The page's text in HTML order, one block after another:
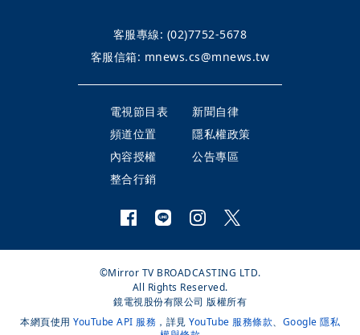
客服專線: (02)7752-5678
客服信箱: mnews.cs@mnews.tw
電視節目表
新聞自律
頻道位置
隱私權政策
內容授權
公告專區
整合行銷
©Mirror TV BROADCASTING LTD.
All Rights Reserved.
鏡電視股份有限公司 版權所有
本網頁使用 YouTube API 服務 ，詳見 YouTube 服務條款、 Google 隱私